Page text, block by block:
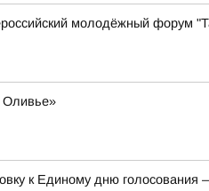
молодёжный форум
Оливье»
к Единому дню голосования